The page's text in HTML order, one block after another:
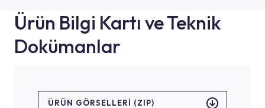
Ürün Bilgi Kartı ve Teknik
Dokümanlar
ÜRÜN GÖRSELLERI (ZIP)